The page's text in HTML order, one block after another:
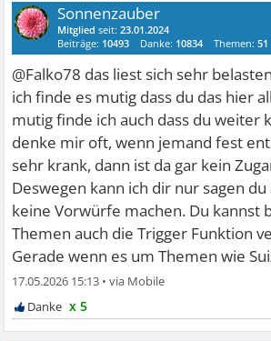
Sonnenzauber
Mitglied seit:23.01.2024
Beiträge: 10493 Danke: 10834 Themen:51
@Falko78 das liest sich sehr
ich finde es mutig dass du das hier
mutig finde ich auch dass du weiter
denke mir oft, wenn jemand fest
sehr krank, dann ist da gar kein
Deswegen kann ich dir nur sagen
keine Vorwürfe machen. Du kannst
Themen auch die Trigger Funktion
Gerade wenn es um Themen wie
17.05.2026 15:13 •
x 5